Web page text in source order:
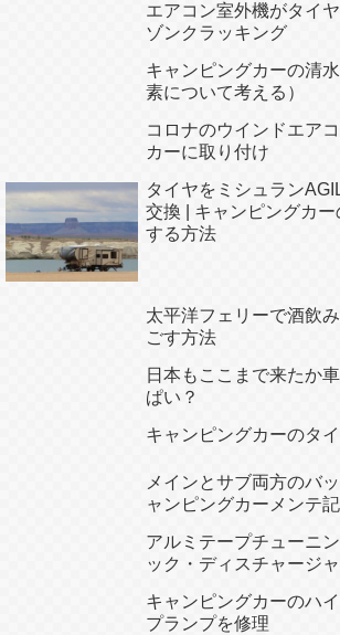
エアコン室外機がタイ
ゾンクラッキング
キャンピングカーの清
素について考える）
コロナのウインドエア
カーに取り付け
タイヤをミシュラン
交換 | キャンピングカ
する方法
太平洋フェリーで酒飲
ごす方法
日本もここまで来たか
ぱい？
キャンピングカーのタ
メインとサブ両方のバ
ャンピングカーメンテ
アルミテープチューニ
ック・ディスチャージ
キャンピングカーのハ
プランプを修理